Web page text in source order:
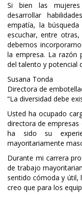
Si bien las
desarrollar
empatía, la
escuchar, entre
debemos
la empresa. La razón
del talento y potencial
Susana Tonda
Directora de
“La diversidad debe
Usted ha ocupado
directora de empresas
ha sido su
mayoritariamente
Durante mi carrera
de trabajo
sentido cómoda y útil,
creo que para los